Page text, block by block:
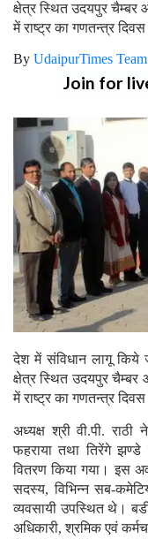
क्षेत्र स्थित उदयपुर चैम्बर
में राष्ट्र का गणतन्त्र दिवस
By UdaipurTimes Team
Join for
देश में संविधान लागू किये
क्षेत्र स्थित उदयपुर
में राष्ट्र का गणतन्त्र दिवस
अध्यक्ष श्री वी.पी.
फहराया तथा तिरेंगे झण्डे
वितरण किया गया। इस
सदस्य, विभिन्न सब-
व्यवसायी उपस्थित थे।
अधिकारी, श्रमिक एवं